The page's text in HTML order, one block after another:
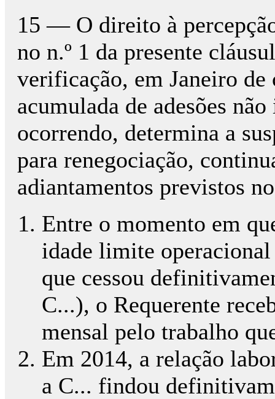
15 — O direito à
no n.º 1 da presente
verificação, em Janeiro de
acumulada de adesões
ocorrendo, determina a
para renegociação,
adiantamentos previstos
Entre o momento em
idade limite
que cessou
C...), o Requerente
mensal pelo trabalho
Em 2014, a relação
a C... findou